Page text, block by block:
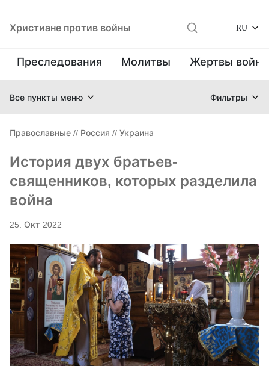
Христиане против войны RU
Преследования Молитвы Жертвы
Все пункты меню Фильтры
Православные // Россия // Украина
История двух братьев-
священников, которых разделила
война
25. Окт 2022